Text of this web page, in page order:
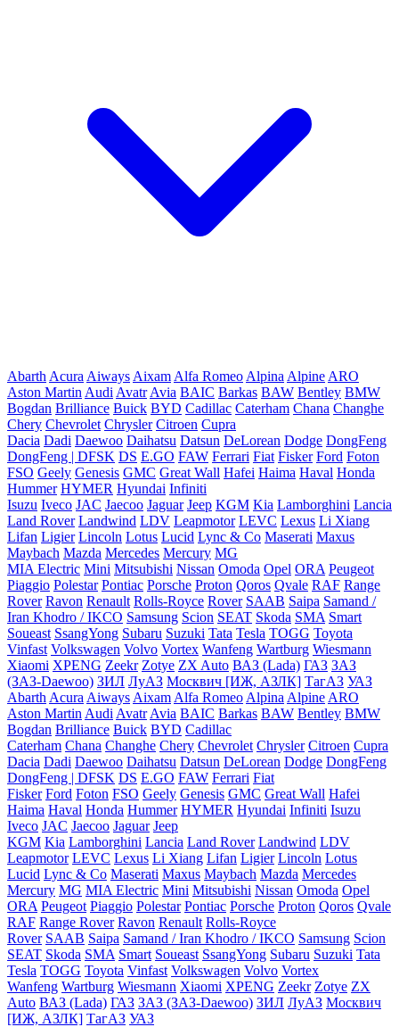
Abarth Acura Aiways Aixam Alfa Romeo Alpina Alpine ARO
Aston Martin Audi Avatr Avia BAIC Barkas BAW Bentley BMW
Bogdan Brilliance Buick BYD Cadillac Caterham Chana Changhe
Chery Chevrolet Chrysler Citroen Cupra
Dacia Dadi Daewoo Daihatsu Datsun DeLorean Dodge DongFeng
DongFeng | DFSK DS E.GO FAW Ferrari Fiat Fisker Ford Foton
FSO Geely Genesis GMC Great Wall Hafei Haima Haval Honda
Hummer HYMER Hyundai Infiniti
Isuzu Iveco JAC Jaecoo Jaguar Jeep KGM Kia Lamborghini Lancia
Land Rover Landwind LDV Leapmotor LEVC Lexus Li Xiang
Lifan Ligier Lincoln Lotus Lucid Lync & Co Maserati Maxus
Maybach Mazda Mercedes Mercury MG
MIA Electric Mini Mitsubishi Nissan Omoda Opel ORA Peugeot
Piaggio Polestar Pontiac Porsche Proton Qoros Qvale RAF Range
Rover Ravon Renault Rolls-Royce Rover SAAB Saipa Samand /
Iran Khodro / IKCO Samsung Scion SEAT Skoda SMA Smart
Soueast SsangYong Subaru Suzuki Tata Tesla TOGG Toyota
Vinfast Volkswagen Volvo Vortex Wanfeng Wartburg Wiesmann
Xiaomi XPENG Zeekr Zotye ZX Auto ВАЗ (Lada) ГАЗ ЗАЗ
(ЗАЗ-Daewoo) ЗИЛ ЛуАЗ Москвич [ИЖ, АЗЛК] ТагАЗ УАЗ
Abarth Acura Aiways Aixam Alfa Romeo Alpina Alpine ARO
Aston Martin Audi Avatr Avia BAIC Barkas BAW Bentley BMW
Bogdan Brilliance Buick BYD Cadillac
Caterham Chana Changhe Chery Chevrolet Chrysler Citroen Cupra
Dacia Dadi Daewoo Daihatsu Datsun DeLorean Dodge DongFeng
DongFeng | DFSK DS E.GO FAW Ferrari Fiat
Fisker Ford Foton FSO Geely Genesis GMC Great Wall Hafei
Haima Haval Honda Hummer HYMER Hyundai Infiniti Isuzu
Iveco JAC Jaecoo Jaguar Jeep
KGM Kia Lamborghini Lancia Land Rover Landwind LDV
Leapmotor LEVC Lexus Li Xiang Lifan Ligier Lincoln Lotus
Lucid Lync & Co Maserati Maxus Maybach Mazda Mercedes
Mercury MG MIA Electric Mini Mitsubishi Nissan Omoda Opel
ORA Peugeot Piaggio Polestar Pontiac Porsche Proton Qoros Qvale
RAF Range Rover Ravon Renault Rolls-Royce
Rover SAAB Saipa Samand / Iran Khodro / IKCO Samsung Scion
SEAT Skoda SMA Smart Soueast SsangYong Subaru Suzuki Tata
Tesla TOGG Toyota Vinfast Volkswagen Volvo Vortex
Wanfeng Wartburg Wiesmann Xiaomi XPENG Zeekr Zotye ZX
Auto ВАЗ (Lada) ГАЗ ЗАЗ (ЗАЗ-Daewoo) ЗИЛ ЛуАЗ Москвич
[ИЖ, АЗЛК] ТагАЗ УАЗ